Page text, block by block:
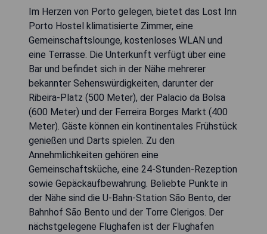
Im Herzen von Porto gelegen, bietet das Lost Inn
Porto Hostel klimatisierte Zimmer, eine
Gemeinschaftslounge, kostenloses WLAN und
eine Terrasse. Die Unterkunft verfügt über eine
Bar und befindet sich in der Nähe mehrerer
bekannter Sehenswürdigkeiten, darunter der
Ribeira-Platz (500 Meter), der Palacio da Bolsa
(600 Meter) und der Ferreira Borges Markt (400
Meter). Gäste können ein kontinentales Frühstück
genießen und Darts spielen. Zu den
Annehmlichkeiten gehören eine
Gemeinschaftsküche, eine 24-Stunden-Rezeption
sowie Gepäckaufbewahrung. Beliebte Punkte in
der Nähe sind die U-Bahn-Station São Bento, der
Bahnhof São Bento und der Torre Clerigos. Der
nächstgelegene Flughafen ist der Flughafen